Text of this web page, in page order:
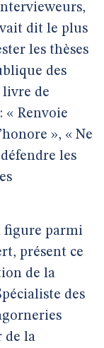
dit le plus
les thèses
des
de
« Renvoie
», « Ne
les
figure parmi
présent ce
de la
des
de la